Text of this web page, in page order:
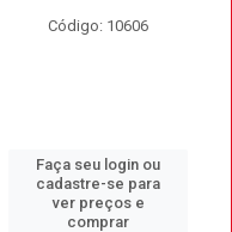
Código: 10606
Faça seu login ou
cadastre-se para
ver preços e
comprar